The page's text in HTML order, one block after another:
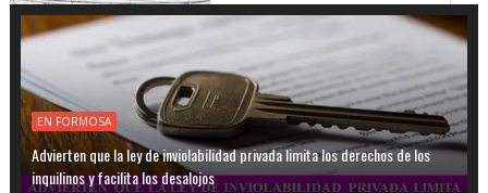
EN FORMOSA
Advierten que la ley de inviolabilidad privada limita los derechos de los
inquilinos y facilita los desalojos